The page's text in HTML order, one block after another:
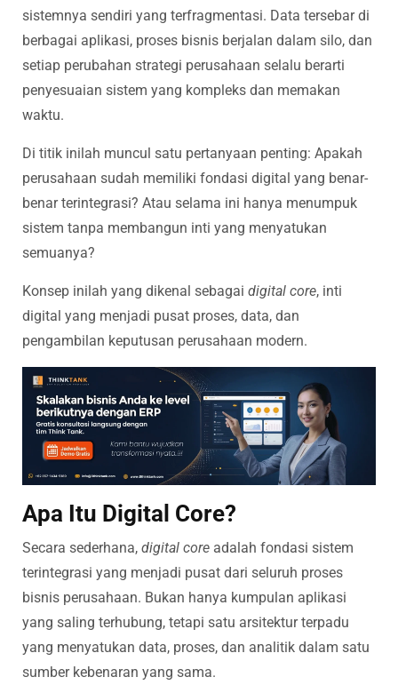
sistemnya sendiri yang terfragmentasi. Data tersebar di
berbagai aplikasi, proses bisnis berjalan dalam silo, dan
setiap perubahan strategi perusahaan selalu berarti
penyesuaian sistem yang kompleks dan memakan
waktu.
Di titik inilah muncul satu pertanyaan penting: Apakah
perusahaan sudah memiliki fondasi digital yang benar-
benar terintegrasi? Atau selama ini hanya menumpuk
sistem tanpa membangun inti yang menyatukan
semuanya?
Konsep inilah yang dikenal sebagai digital core, inti
digital yang menjadi pusat proses, data, dan
pengambilan keputusan perusahaan modern.
Apa Itu Digital Core?
Secara sederhana, digital core adalah fondasi sistem
terintegrasi yang menjadi pusat dari seluruh proses
bisnis perusahaan. Bukan hanya kumpulan aplikasi
yang saling terhubung, tetapi satu arsitektur terpadu
yang menyatukan data, proses, dan analitik dalam satu
sumber kebenaran yang sama.